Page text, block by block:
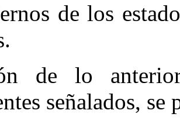
de los
de lo
señalados,